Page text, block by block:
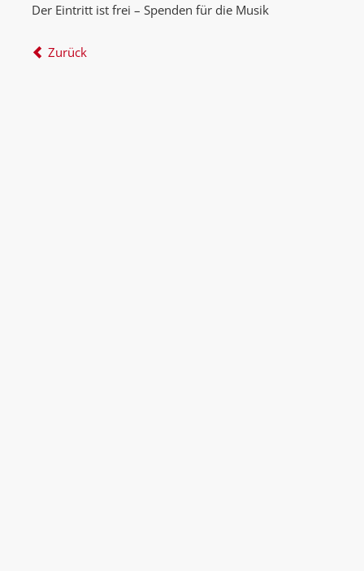
Der Eintritt ist frei – Spenden für die Musik
Zurück